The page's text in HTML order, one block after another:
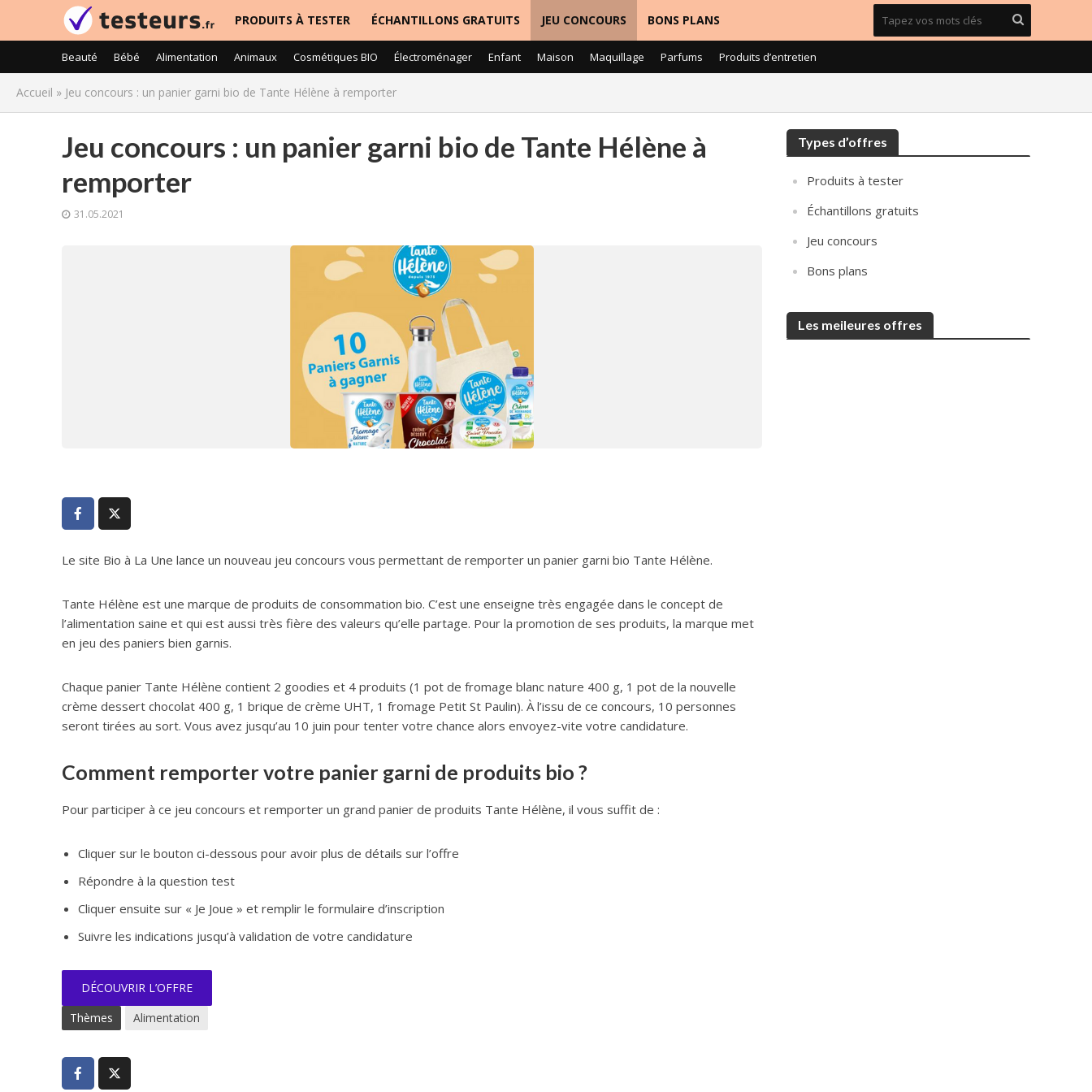
PRODUITS À TESTER ÉCHANTILLONS GRATUITS JEU CONCOURS BONS PLANS
Beauté Bébé Alimentation Animaux Cosmétiques BIO Électroménager Enfant Maison Maquillage Parfums Produits d’entretien
Accueil » Jeu concours : un panier garni bio de Tante Hélène à remporter
Jeu concours : un panier garni bio de Tante Hélène à
remporter
31.05.2021
Le site Bio à La Une lance un nouveau jeu concours vous permettant de remporter un panier garni bio Tante Hélène.
Tante Hélène est une marque de produits de consommation bio. C’est une enseigne très engagée dans le concept de
l’alimentation saine et qui est aussi très fière des valeurs qu’elle partage. Pour la promotion de ses produits, la marque met
en jeu des paniers bien garnis.
Chaque panier Tante Hélène contient 2 goodies et 4 produits (1 pot de fromage blanc nature 400 g, 1 pot de la nouvelle
crème dessert chocolat 400 g, 1 brique de crème UHT, 1 fromage Petit St Paulin). À l’issu de ce concours, 10 personnes
seront tirées au sort. Vous avez jusqu’au 10 juin pour tenter votre chance alors envoyez-vite votre candidature.
Comment remporter votre panier garni de produits bio ?
Pour participer à ce jeu concours et remporter un grand panier de produits Tante Hélène, il vous suffit de :
Cliquer sur le bouton ci-dessous pour avoir plus de détails sur l’offre
Répondre à la question test
Cliquer ensuite sur « Je Joue » et remplir le formulaire d’inscription
Suivre les indications jusqu’à validation de votre candidature
DÉCOUVRIR L’OFFRE
Thèmes
Alimentation
Types d’offres
Produits à tester
Échantillons gratuits
Jeu concours
Bons plans
Les meileures offres